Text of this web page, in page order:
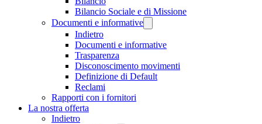
Bilancio Sociale e di Missione
Documenti e informative
Indietro
Documenti e informative
Trasparenza
Disconoscimento movimenti
Definizione di Default
Reclami
Rapporti con i fornitori
La nostra offerta
Indietro